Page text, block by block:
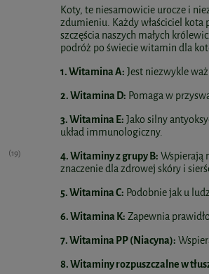
(19)
Koty, te niesamowicie urocze i
zdumieniu. Każdy właściciel
szczęścia naszych małych
podróż po świecie witamin dla
1. Witamina A: Jest niezwykle
2. Witamina D: Pomaga w
3. Witamina E: Jako silny
układ immunologiczny.
4. Witaminy z grupy B: Wspierają
znaczenie dla zdrowej skóry i
5. Witamina C: Podobnie jak u
6. Witamina K: Zapewnia
7. Witamina PP (Niacyna):
8. Witaminy rozpuszczalne w